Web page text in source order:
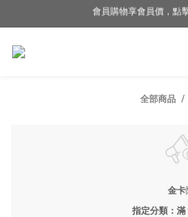
LINE好友募集中，加
LINE好友募集中，加
新會員享首購免
LINE好友募集中，加
全部商品
金卡
指定分類：滿